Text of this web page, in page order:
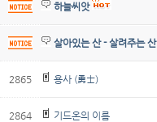
하늘씨앗
살아있는 산 - 살려주는 산
2865 용사 (勇士)
2864 기드온의 이름